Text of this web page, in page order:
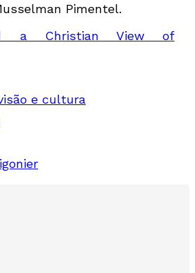
Pimentel.
a Christian View of
e cultura